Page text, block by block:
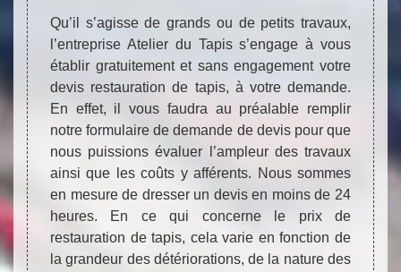
Qu’il s’agisse de grands ou de petits travaux,
l’entreprise Atelier du Tapis s’engage à vous
établir gratuitement et sans engagement votre
devis restauration de tapis, à votre demande.
En effet, il vous faudra au préalable remplir
notre formulaire de demande de devis pour que
nous puissions évaluer l’ampleur des travaux
ainsi que les coûts y afférents. Nous sommes
en mesure de dresser un devis en moins de 24
heures. En ce qui concerne le prix de
restauration de tapis, cela varie en fonction de
la grandeur des détériorations, de la nature des